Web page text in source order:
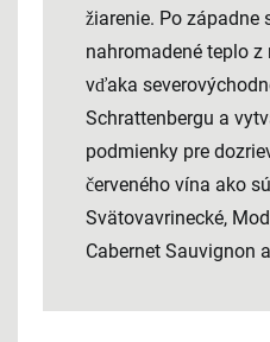
žiarenie. Po západne
nahromadené teplo
vďaka
Schrattenbergu a
podmienky pre
červeného vína ako
Svätovavrinecké,
Cabernet Sauvignon